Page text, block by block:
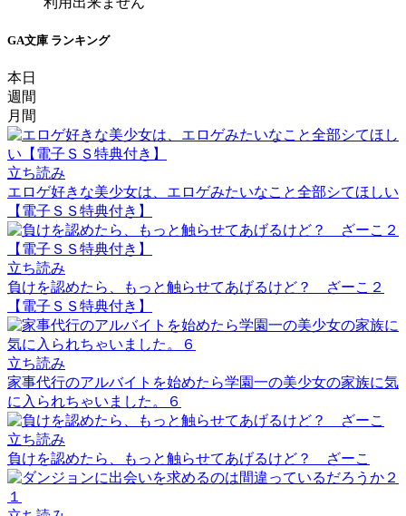
GA文庫 ランキング
本日
週間
月間
立ち読み
エロゲ好きな美少女は、エロゲみたいなこと全部シてほしい
【電子ＳＳ特典付き】
立ち読み
負けを認めたら、もっと触らせてあげるけど？ ざーこ２
【電子ＳＳ特典付き】
立ち読み
家事代行のアルバイトを始めたら学園一の美少女の家族に気
に入られちゃいました。６
立ち読み
負けを認めたら、もっと触らせてあげるけど？ ざーこ